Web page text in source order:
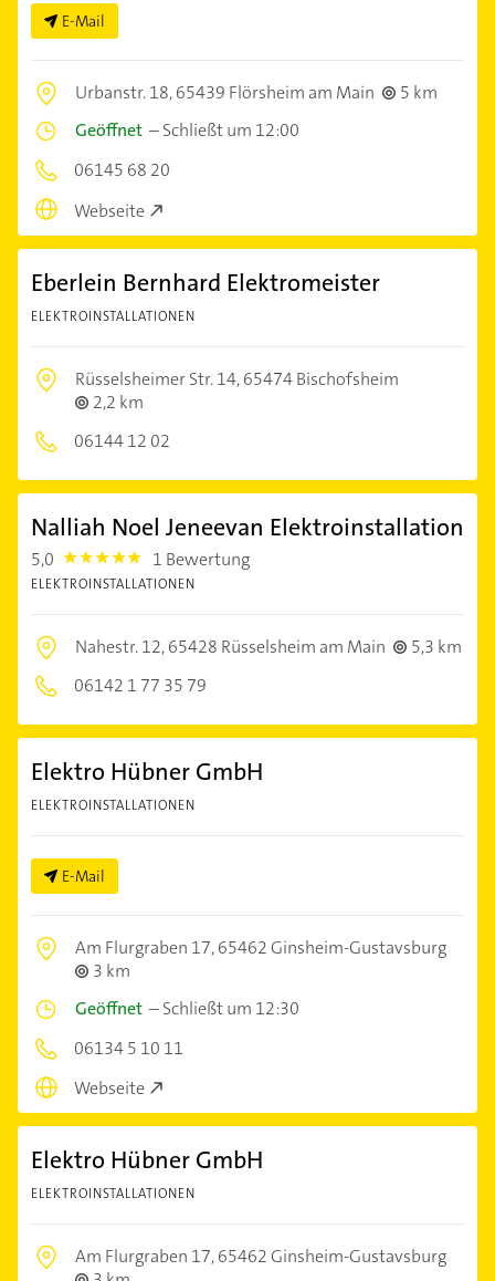
E-Mail
Urbanstr. 18,65439 Flörsheim am Main
5 km
Geöffnet –Schließt um 12:00
06145 68 20
Webseite
Eberlein Bernhard Elektromeister
ELEKTROINSTALLATIONEN
Rüsselsheimer Str. 14,65474 Bischofsheim
2,2 km
06144 12 02
Nalliah Noel Jeneevan Elektroinstallation
5,0 5.0 1 Bewertung
ELEKTROINSTALLATIONEN
Nahestr. 12,65428 Rüsselsheim am Main
5,3 km
06142 1 77 35 79
Elektro Hübner GmbH
ELEKTROINSTALLATIONEN
E-Mail
Am Flurgraben 17,65462 Ginsheim-Gustavsburg
3 km
Geöffnet –Schließt um 12:30
06134 5 10 11
Webseite
Elektro Hübner GmbH
ELEKTROINSTALLATIONEN
Am Flurgraben 17,65462 Ginsheim-Gustavsburg